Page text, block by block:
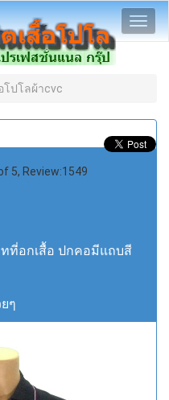
โปโลผ้าcvc
5, Review:1549
ที่อกเสื้อ ปกคอมีแถบสี
ๆ